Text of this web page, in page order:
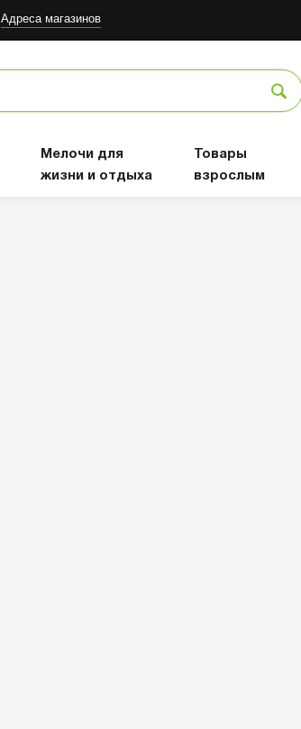
Адреса магазинов
Мелочи для
жизни и отдыха
Товары
взрослым